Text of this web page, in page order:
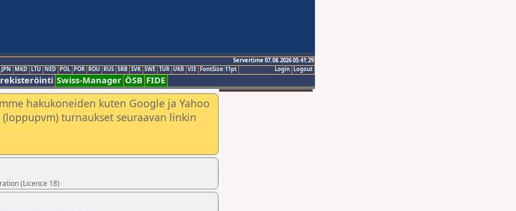
Servertime 07.08.2026 05:41:29
Logout
Login
JPN MKD LTU NED POL POR ROU RUS SRB SVK SWE TUR UKR VIE FontSize:11pt
Swiss-Manager ÖSB FIDE
hakukoneiden kuten Google ja Yahoo
turnaukset seuraavan linkin
(Licence 18)